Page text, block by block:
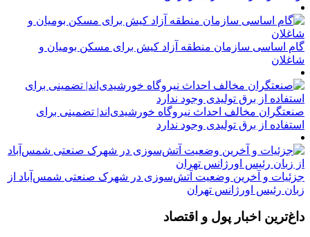
گام اساسی سازمان منطقه آزاد کیش برای مسکن بومیان و
شاغلان
صنعتگران مخالف احداث نیروگاه خورشیدی‌اند| تضمینی برای
استفاده از برق تولیدی وجود ندارد
جزئیات و آخرین وضعیت آتش‌سوزی در شهرک صنعتی شمس‌آباد از
زبان رئیس اورژانس تهران
داغ‌ترین اخبار پول و اقتصاد